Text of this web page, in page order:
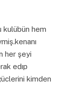
hem
her şeyi
edıp
kimden